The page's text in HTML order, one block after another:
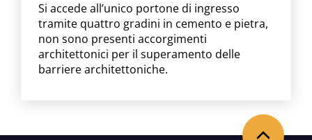
Si accede all’unico portone di ingresso
tramite quattro gradini in cemento e pietra,
non sono presenti accorgimenti
architettonici per il superamento delle
barriere architettoniche.